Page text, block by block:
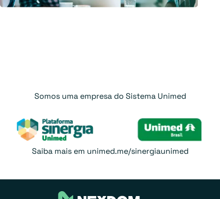
Somos uma empresa do Sistema Unimed
Saiba mais em unimed.me/sinergiaunimed